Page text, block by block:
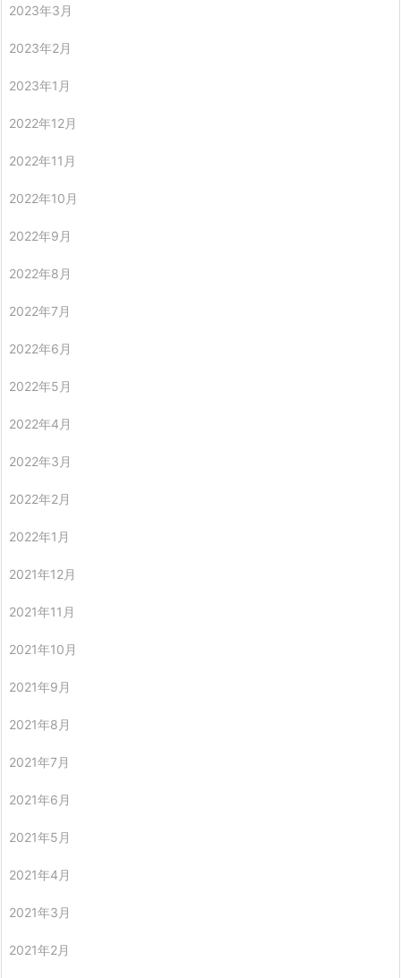
2023年3月
2023年2月
2023年1月
2022年12月
2022年11月
2022年10月
2022年9月
2022年8月
2022年7月
2022年6月
2022年5月
2022年4月
2022年3月
2022年2月
2022年1月
2021年12月
2021年11月
2021年10月
2021年9月
2021年8月
2021年7月
2021年6月
2021年5月
2021年4月
2021年3月
2021年2月